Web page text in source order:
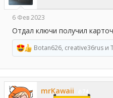
6 Фев 2023
Отдал ключи получил
Р
е
а
к
ц
и
Botan626, creative36rus и
mrKawaii